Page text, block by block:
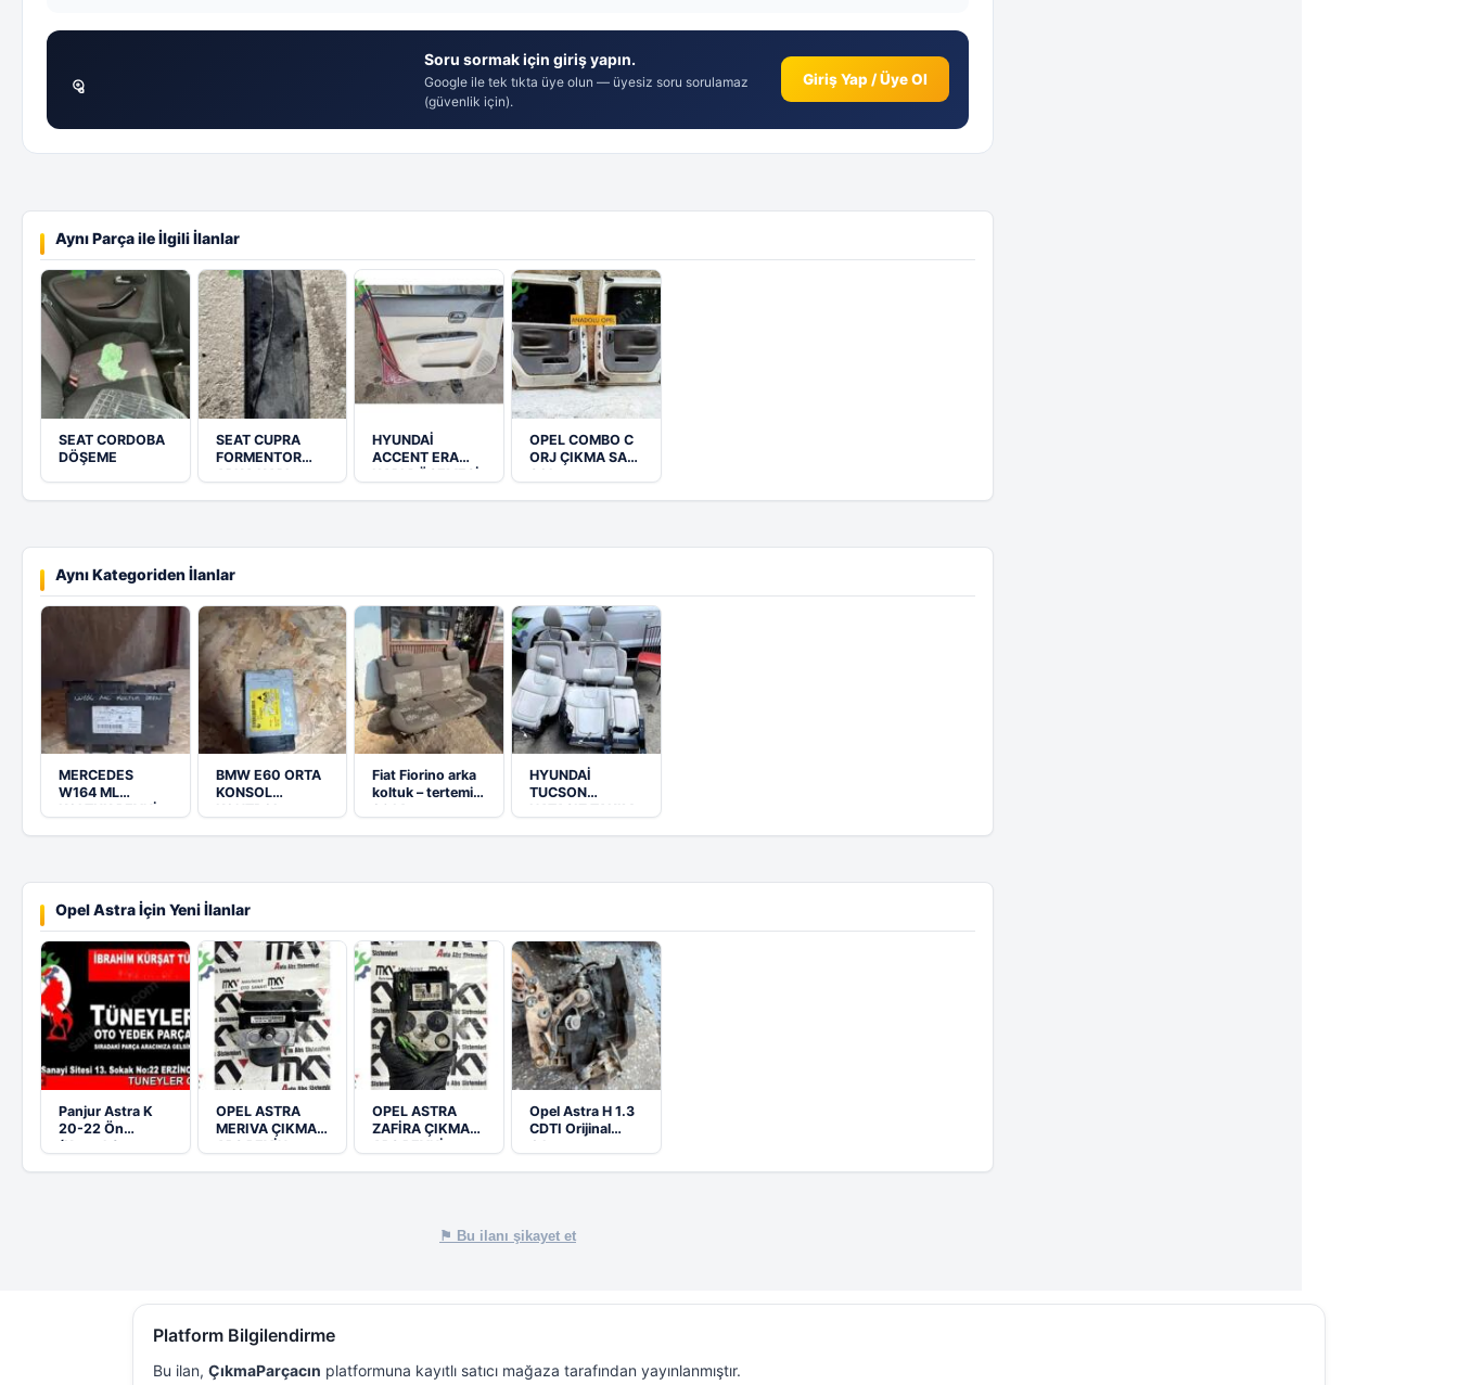
Soru sormak için giriş yapın.
Google ile tek tıkta üye olun — üyesiz soru sorulamaz
(güvenlik için).
Giriş Yap / Üye Ol
Aynı Parça ile İlgili İlanlar
SEAT CORDOBA
DÖŞEME
SEAT CUPRA
FORMENTOR
HYUNDAİ
ACCENT ERA
KAPI DÖSEMESİ
OPEL COMBO C
ORJ ÇIKMA SAĞ
SOL…
Aynı Kategoriden İlanlar
MERCEDES
W164 ML
KOLTUK BEYNİ
BMW E60 ORTA
KONSOL
KONTROL
Fiat Fiorino arka
koltuk – tertemiz
2014
HYUNDAİ
TUCSON
HATASIZ TAKIM
Opel Astra İçin Yeni İlanlar
Panjur Astra K
20-22 Ön
(Komple)
OPEL ASTRA
MERIVA ÇIKMA
ABS BEYİN
OPEL ASTRA
ZAFİRA ÇIKMA
ABS BEYNİ
Opel Astra H 1.3
CDTI Orijinal
Çıkma…
⚑ Bu ilanı şikayet et
Platform Bilgilendirme
Bu ilan, ÇıkmaParçacın platformuna kayıtlı satıcı mağaza tarafından yayınlanmıştır.